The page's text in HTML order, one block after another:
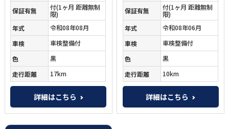
保証有無
付(1ヶ月 距離無制
限)
年式
令和08年08月
車検
車検整備付
色
黒
走行距離
17km
詳細はこちら
保証有無
付(1ヶ月 距離無制
限)
年式
令和08年06月
車検
車検整備付
色
黒
走行距離
10km
詳細はこちら